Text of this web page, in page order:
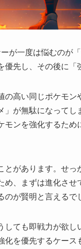
が一度は悩むのが
先し、その後に「
高い同じポケモ
が無駄になってし
モンを強化するた
があります。せ
、まずは進化さ
が賢明と言えるで
ても即戦力が欲
を優先するケー